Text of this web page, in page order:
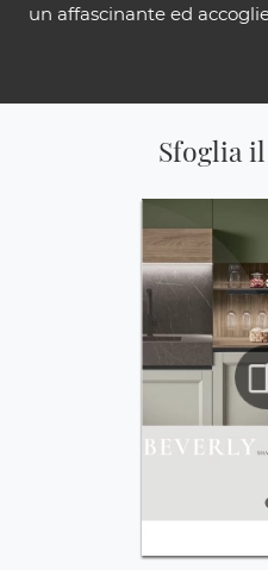
un affascinante ed
Sfoglia